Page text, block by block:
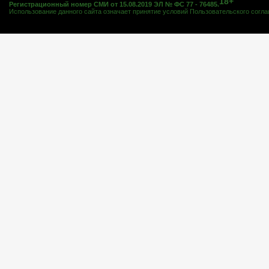
Регистрационный номер СМИ от 15.08.2019 ЭЛ № ФС 77 - 76485.
Использование данного сайта означает принятие условий Пользовательского